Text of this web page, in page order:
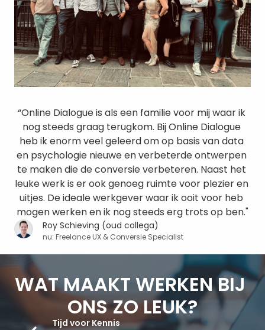
“Online Dialogue is als een familie voor mij waar ik
nog steeds graag terugkom. Bij Online Dialogue
heb ik enorm veel geleerd om op basis van data
en psychologie nieuwe en verbeterde ontwerpen
te maken die de conversie verbeteren. Naast het
leuke werk is er ook genoeg ruimte voor plezier en
uitjes. De ideale werkgever waar ik ooit voor heb
mogen werken en ik nog steeds erg trots op ben."
Roy Schieving (oud collega)
nu: Freelance UX & Conversie Specialist
WAT MAAKT WERKEN BIJ
ONS ZO LEUK?
Tijd voor Kennis